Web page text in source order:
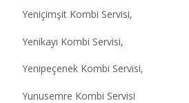
Yeniçimşit Kombi Servisi,
Yenikayı Kombi Servisi,
Yenipeçenek Kombi Servisi,
Yunusemre Kombi Servisi